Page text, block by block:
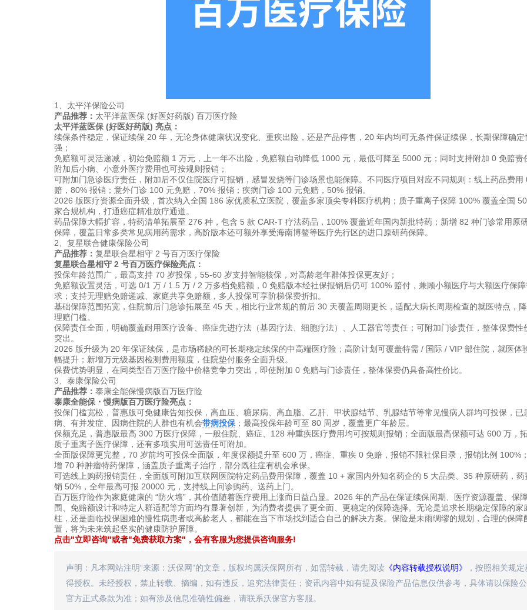
1、太平洋保险公司
产品推荐： 太平洋蓝医保 (好医好药版) 百万医疗险
太平洋蓝医保 (好医好药版) 亮点：
续保条件稳定，保证续保 20 年，无论身体健康状况变化、重疾出险，还是产品停售，20 年内均可无条件保证续保，长期保障确定
强；
免赔额可灵活递减，初始免赔额 1 万元，上一年不出险，免赔额自动降低 1000 元，最低可降至 5000 元；同时支持附加 0 免赔责
附加后小病、小意外医疗费用也可按规则报销；
可附加门急诊医疗责任，附加后不仅住院医疗可报销，感冒发烧等门诊场景也能保障。不同医疗项目对应不同规则：线上药品费用
赔，80% 报销；意外门诊 100 元免赔，70% 报销；疾病门诊 100 元免赔，50% 报销。
2026 版医疗资源全面升级，首次纳入全国 186 家优质私立医院，覆盖多家顶尖专科医疗机构；质子重离子保障 100% 覆盖全国
家合规机构，打通癌症精准放疗通道。
药品保障大幅扩容，特药清单拓展至 276 种，包含 5 款 CAR-T 疗法药品，100% 覆盖近年国内新批特药；新增 82 种门诊常用原
保障，覆盖日常多类常见病用药需求，高阶版本还可额外享受海南博鳌等医疗先行区的进口原研药保障。
2、复星联合健康保险公司
产品推荐： 复星联合星相守 2 号百万医疗保险
复星联合星相守 2 号百万医疗保险亮点：
投保年龄范围广，最高支持 70 岁投保，55-60 岁支持智能核保，对高龄老年群体投保更友好；
免赔额设置灵活，可选 0/1 万 / 1.5 万 / 2 万多档免赔额，0 免赔版本经社保报销后仍可 100% 赔付，兼顾小额医疗与大额医疗保
求；支持无理赔免赔递减、家庭共享免赔额，多人投保可享阶梯保费折扣。
基础保障范围拓宽，住院前后门急诊拓展至 45 天，相比行业常规的前后 30 天覆盖周期更长，适配大病长周期检查的就医特点，
理赔门槛。
保障责任全面，明确覆盖耐用医疗设备、癌症先进疗法（基因疗法、细胞疗法）、人工器官等责任；可附加门诊责任，整体保费性
突出。
2026 版升级为 20 年保证续保，是市场稀缺的可长期稳定续保的中高端医疗险；高阶计划可覆盖特需 / 国际 / VIP 部住院，就医体
幅提升；新增万元级基因检测费用额度，住院垫付服务全面升级。
保费优势明显，在同类型百万医疗险中价格竞争力突出，即使附加 0 免赔与门诊责任，整体保费仍具备高性价比。
3、泰康保险公司
产品推荐： 泰康全能保慢病版百万医疗险
泰康全能保・慢病版百万医疗险亮点：
投保门槛宽松，普惠版可免健康告知投保，高血压、糖尿病、高血脂、乙肝、甲状腺结节、乳腺结节等常见慢病人群均可投保，已
病、有并发症、因病住院的人群也有机会带病投保；最高投保年龄可至 80 周岁，覆盖更广年龄层。
保额充足，普惠版最高 300 万医疗保障，一般住院、癌症、128 种重疾医疗费用均可按规则报销；全面版最高保额可达 600 万，
质子重离子医疗保障，还有多项实用可选责任可附加。
全面版保障更完整，70 岁前均可投保全面版，年度保额提升至 600 万，癌症、重疾 0 免赔，报销不限社保目录，报销比例 100%
增 70 种肿瘤特药保障，涵盖质子重离子治疗，部分既往症有机会承保。
可选线上购药报销责任，全面版可附加互联网医院特定药品费用保障，覆盖 10 + 家国内外知名药企的 5 大品类、35 种原研药，药
销 50%，全年最高可报 20000 元，支持线上问诊购药、送药上门。
百万医疗险作为家庭健康的 “防火墙”，其价值随着医疗费用上涨而日益凸显。2026 年的产品在保证续保周期、医疗资源覆盖、保
围、免赔额设计和特定人群适配等方面均有显著创新，为消费者提供了更全面、更稳定的保障选择。无论是追求长期稳定保障的家
柱，还是面临投保困难的慢性病患者或高龄老人，都能在当下市场找到适合自己的解决方案。保险是未雨绸缪的规划，合理的保障
置，将为未来筑起坚实的健康防护屏障。
点击"立即咨询"或者"免费获取方案"，会有客服为您提供咨询服务!
声明：凡本网站注明“来源：沃保网”的文章，版权均属沃保网所有，如需转载，请先阅读《内容转载授权说明》
，按照相关规定
得授权。未经授权，禁止转载、摘编，如有违反，追究法律责任；资讯内容中如有提及保险产品信息仅供参考，具体请以保险
官方正式条款为准；如有涉及信息准确性偏差，请联系沃保官方客服。